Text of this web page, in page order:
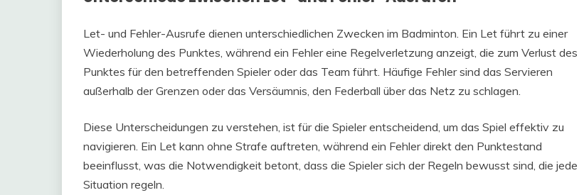
Let- und Fehler-Ausrufe dienen unterschiedlichen Zwecken im Badminton. Ein Let führt zu einer
Wiederholung des Punktes, während ein Fehler eine Regelverletzung anzeigt, die zum Verlust des
Punktes für den betreffenden Spieler oder das Team führt. Häufige Fehler sind das Servieren
außerhalb der Grenzen oder das Versäumnis, den Federball über das Netz zu schlagen.
Diese Unterscheidungen zu verstehen, ist für die Spieler entscheidend, um das Spiel effektiv zu
navigieren. Ein Let kann ohne Strafe auftreten, während ein Fehler direkt den Punktestand
beeinflusst, was die Notwendigkeit betont, dass die Spieler sich der Regeln bewusst sind, die jede
Situation regeln.